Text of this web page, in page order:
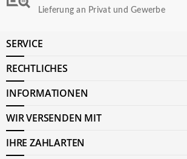
Lieferung an Privat und Gewerbe
SERVICE
RECHTLICHES
INFORMATIONEN
WIR VERSENDEN MIT
IHRE ZAHLARTEN